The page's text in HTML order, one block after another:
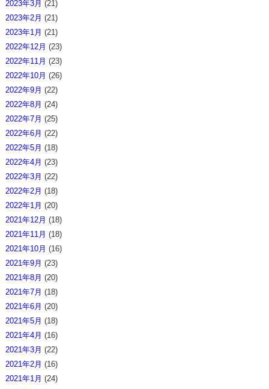
2023年3月 (21)
2023年2月 (21)
2023年1月 (21)
2022年12月 (23)
2022年11月 (23)
2022年10月 (26)
2022年9月 (22)
2022年8月 (24)
2022年7月 (25)
2022年6月 (22)
2022年5月 (18)
2022年4月 (23)
2022年3月 (22)
2022年2月 (18)
2022年1月 (20)
2021年12月 (18)
2021年11月 (18)
2021年10月 (16)
2021年9月 (23)
2021年8月 (20)
2021年7月 (18)
2021年6月 (20)
2021年5月 (18)
2021年4月 (16)
2021年3月 (22)
2021年2月 (16)
2021年1月 (24)